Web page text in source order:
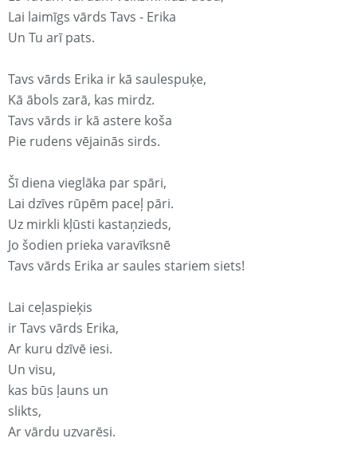
Lai laimīgs vārds Tavs - Erika
Un Tu arī pats.
Tavs vārds Erika ir kā saulespuķe,
Kā ābols zarā, kas mirdz.
Tavs vārds ir kā astere koša
Pie rudens vējainās sirds.
Šī diena vieglāka par spāri,
Lai dzīves rūpēm paceļ pāri.
Uz mirkli kļūsti kastaņzieds,
Jo šodien prieka varavīksnē
Tavs vārds Erika ar saules stariem siets!
Lai ceļaspieķis
ir Tavs vārds Erika,
Ar kuru dzīvē iesi.
Un visu,
kas būs ļauns un
slikts,
Ar vārdu uzvarēsi.